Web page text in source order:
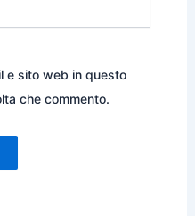
e sito web in questo
che commento.